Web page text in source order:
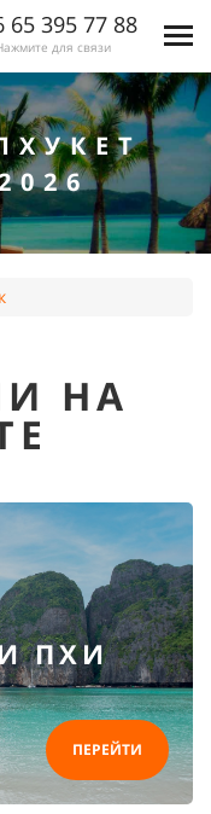
65 395 77 88
для связи
НА
ПХИ
ПЕРЕЙТИ